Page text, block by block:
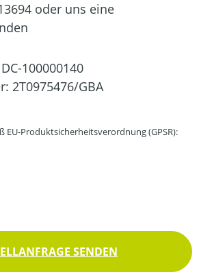
oder uns eine
DC-100000140
2T0975476/GBA
EU-Produktsicherheitsverordnung (GPSR):
SENDEN